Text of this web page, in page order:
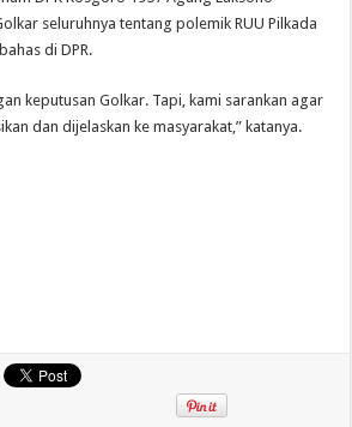
seluruhnya tentang polemik RUU Pilkada
di DPR.
keputusan Golkar. Tapi, kami sarankan agar
dan dijelaskan ke masyarakat,” katanya.